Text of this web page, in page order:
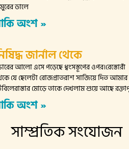
ডালে
অংশ »
জার্নাল থেকে
আলো এসে পড়েছে ধ্বংসস্তূপের ওপর।রেস্তোরাঁ
যে ছেলেটা রোজপ্রাতরাশ সাজিয়ে দিত আমার
মোড়ে তাকে দেখলাম শুয়ে আছে
অংশ »
সাম্প্রতিক সংযোজন